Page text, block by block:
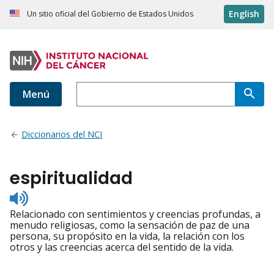
Un sitio oficial del Gobierno de Estados Unidos English
Menú
Diccionarios del NCI
espiritualidad
Listen
to
pronunciation
Relacionado con sentimientos y creencias profundas, a
menudo religiosas, como la sensación de paz de una
persona, su propósito en la vida, la relación con los
otros y las creencias acerca del sentido de la vida.